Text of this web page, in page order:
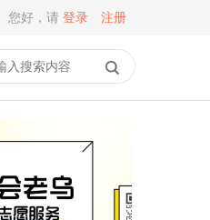
您好，请 登录 注册